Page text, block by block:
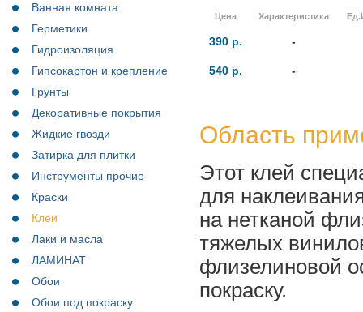
Цена Характеристика
390 р. -
540 р. -
Область
Этот клей
для
на нетканой
тяжелых
флизелиновой
покраску.
Ванная комната
Герметики
Гидроизоляция
Гипсокартон и крепление
Грунты
Декоративные покрытия
Жидкие гвозди
Затирка для плитки
Инструменты прочие
Краски
Клеи
Лаки и масла
ЛАМИНАТ
Обои
Обои под покраску